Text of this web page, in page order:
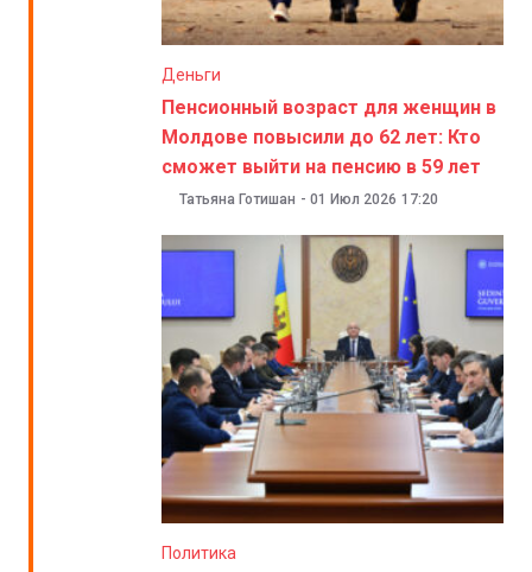
Деньги
Пенсионный возраст для женщин в
Молдове повысили до 62 лет: Кто
сможет выйти на пенсию в 59 лет
Татьяна Готишан - 01 Июл 2026 17:20
Политика